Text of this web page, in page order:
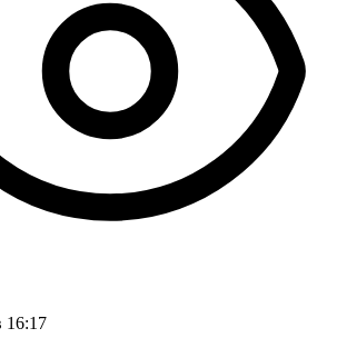
16:17